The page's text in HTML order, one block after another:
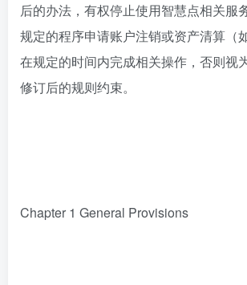
后的办法，有权停止使用智慧点相关服
规定的程序申请账户注销或资产清算（
在规定的时间内完成相关操作，否则视
修订后的规则约束。
Chapter 1 General Provisions